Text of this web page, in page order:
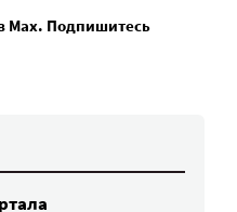
Max. Подпишитесь